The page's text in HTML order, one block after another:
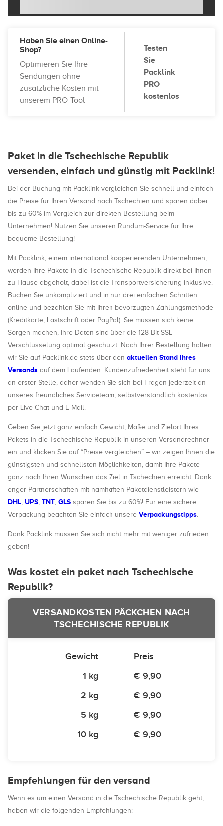
Haben Sie einen Online-
Shop?
Optimieren Sie Ihre
Sendungen ohne
zusätzliche Kosten mit
unserem PRO-Tool
Testen
Sie
Packlink
PRO
kostenlos
Paket in die Tschechische Republik
versenden, einfach und günstig mit Packlink!
Bei der Buchung mit Packlink vergleichen Sie schnell und einfach
die Preise für Ihren Versand nach Tschechien und sparen dabei
bis zu 60% im Vergleich zur direkten Bestellung beim
Unternehmen! Nutzen Sie unseren Rundum-Service für Ihre
bequeme Bestellung!
Mit Packlink, einem international kooperierenden Unternehmen,
werden Ihre Pakete in die Tschechische Republik direkt bei Ihnen
zu Hause abgeholt, dabei ist die Transportversicherung inklusive.
Buchen Sie unkompliziert und in nur drei einfachen Schritten
online und bezahlen Sie mit Ihren bevorzugten Zahlungsmethode
(Kreditkarte, Lastschrift oder PayPal). Sie müssen sich keine
Sorgen machen, Ihre Daten sind über die 128 Bit SSL-
Verschlüsselung optimal geschützt. Nach Ihrer Bestellung halten
wir Sie auf Packlink.de stets über den aktuellen Stand Ihres
Versands auf dem Laufenden. Kundenzufriedenheit steht für uns
an erster Stelle, daher wenden Sie sich bei Fragen jederzeit an
unseres freundliches Serviceteam, selbstverständlich kostenlos
per Live-Chat und E-Mail.
Geben Sie jetzt ganz einfach Gewicht, Maße und Zielort Ihres
Pakets in die Tschechische Republik in unseren Versandrechner
ein und klicken Sie auf “Preise vergleichen” – wir zeigen Ihnen die
günstigsten und schnellsten Möglichkeiten, damit Ihre Pakete
ganz nach Ihren Wünschen das Ziel in Tschechien erreicht. Dank
enger Partnerschaften mit namhaften Paketdienstleistern wie
DHL, UPS, TNT, GLS sparen Sie bis zu 60%! Für eine sichere
Verpackung beachten Sie einfach unsere Verpackungstipps.
Dank Packlink müssen Sie sich nicht mehr mit weniger zufrieden
geben!
Was kostet ein paket nach Tschechische
Republik?
VERSANDKOSTEN PÄCKCHEN NACH
TSCHECHISCHE REPUBLIK
Gewicht
Preis
1 kg
€ 9,90
2 kg
€ 9,90
5 kg
€ 9,90
10 kg
€ 9,90
Empfehlungen für den versand
Wenn es um einen Versand in die Tschechische Republik geht,
haben wir die folgenden Empfehlungen: